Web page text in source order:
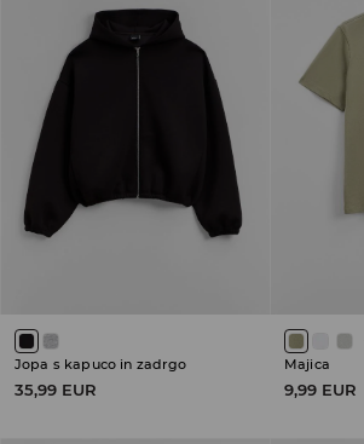
Jopa s kapuco in zadrgo
35,99 EUR
Majica
9,99 EUR